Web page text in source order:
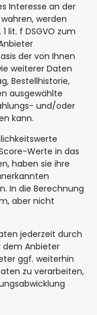
Interesse an der
werden
lit. f DSGVO zum
der von Ihnen
weiterer Daten
Bestellhistorie,
ausgewählte
und/oder
kann.
Werte in das
haben sie ihre
In die Berechnung
aber nicht
jederzeit durch
dem Anbieter
ggf. weiterhin
zu verarbeiten,